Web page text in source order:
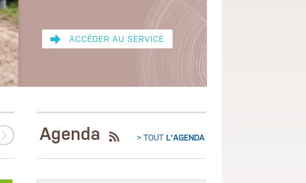
ACCÉDER AU SERVICE
Agenda > TOUT L'AGENDA